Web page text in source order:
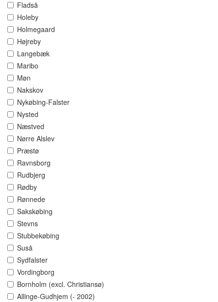
Fladså
Holeby
Holmegaard
Højreby
Langebæk
Maribo
Møn
Nakskov
Nykøbing-Falster
Nysted
Næstved
Nørre Alslev
Præstø
Ravnsborg
Rudbjerg
Rødby
Rønnede
Sakskøbing
Stevns
Stubbekøbing
Suså
Sydfalster
Vordingborg
Bornholm (excl. Christiansø)
Allinge-Gudhjem (- 2002)